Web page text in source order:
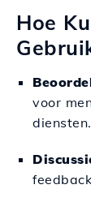
Hoe
voor
diensten.